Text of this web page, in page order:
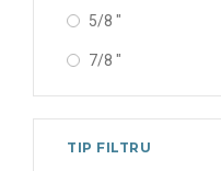
5/8 "
7/8 "
TIP FILTRU